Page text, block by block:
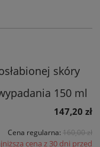
skóry
150 ml
147,20 zł
Cena regularna: 160,00 zł
cena z 30 dni przed